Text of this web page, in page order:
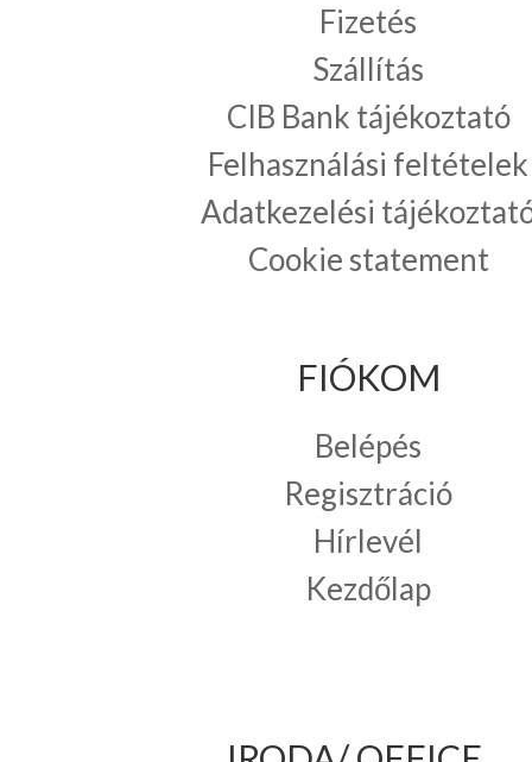
Fizetés
Szállítás
CIB Bank tájékoztató
Felhasználási feltételek
Adatkezelési
Cookie statement
FIÓKOM
Belépés
Regisztráció
Hírlevél
Kezdőlap